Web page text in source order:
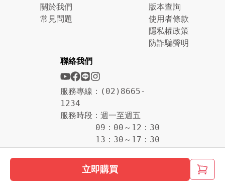
立即購買
關於我們
常見問題
版本查詢
使用者條款
隱私權政策
防詐騙聲明
聯絡我們
服務專線：(02)8665-
1234
服務時段：週一至週五
09：00～12：30
13：30～17：30